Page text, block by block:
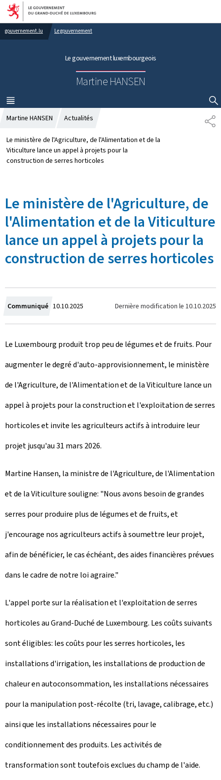
Aller au menu principal
Aller au contenu
gouvernement.lu Le gouvernement
Le gouvernement luxembourgeois
Martine HANSEN
MENU
PRINCIPAL
AFFICHER / MASQUER LA RECHERCHE
P
A
Martine HANSEN Actualités
Le ministère de l'Agriculture, de l'Alimentation et de la
Viticulture lance un appel à projets pour la
construction de serres horticoles
Le ministère de l'Agriculture, de
l'Alimentation et de la Viticulture
lance un appel à projets pour la
construction de serres horticoles
Communiqué C
r
é
e
l
e
10.10.2025 Dernière modification le 10.10.2025
Le Luxembourg produit trop peu de légumes et de fruits. Pour
augmenter le degré d'auto-approvisionnement, le ministère
de l'Agriculture, de l'Alimentation et de la Viticulture lance un
appel à projets pour la construction et l'exploitation de serres
horticoles et invite les agriculteurs actifs à introduire leur
projet jusqu'au 31 mars 2026.
Martine Hansen, la ministre de l'Agriculture, de l'Alimentation
et de la Viticulture souligne: "Nous avons besoin de grandes
serres pour produire plus de légumes et de fruits, et
j'encourage nos agriculteurs actifs à soumettre leur projet,
afin de bénéficier, le cas échéant, des aides financières prévues
dans le cadre de notre loi agraire."
L'appel porte sur la réalisation et l'exploitation de serres
horticoles au Grand-Duché de Luxembourg. Les coûts suivants
sont éligibles: les coûts pour les serres horticoles, les
installations d'irrigation, les installations de production de
chaleur en autoconsommation, les installations nécessaires
pour la manipulation post-récolte (tri, lavage, calibrage, etc.)
ainsi que les installations nécessaires pour le
conditionnement des produits. Les activités de
transformation sont toutefois exclues du champ de l'aide.